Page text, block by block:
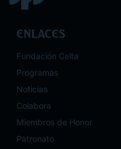
Enlaces
Fundación Celta
Programas
Noticias
Colabora
Miembros de Honor
Patronato